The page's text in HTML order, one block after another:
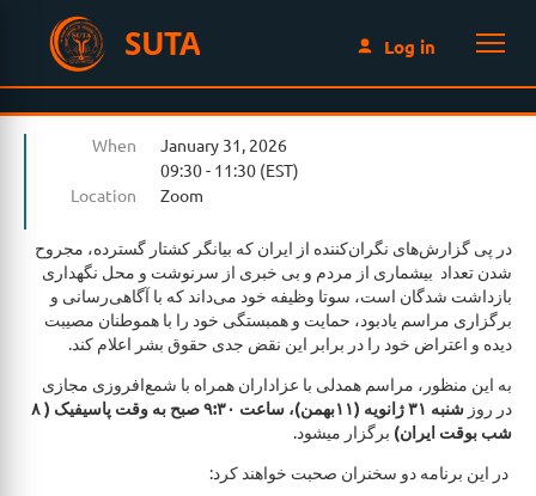
SUTA Log in
When
January 31, 2026
09:30 - 11:30 (EST)
Location
Zoom
در پی گزارش‌های نگران‌کننده‌ از ايران که بيانگر کشتار گسترده، مجروح
شدن تعداد بيشمارى از مردم و بی خبری از سرنوشت و محل نگهداری
بازداشت شدگان است، سوتا وظیفه خود می‌داند که با آگاهی‌رسانی و
برگزارى مراسم يادبود، حمایت و همبستگی خود را با هموطنان مصيبت
ديده و اعتراض خود را در برابر این نقض جدی حقوق بشر اعلام کند.
به این منظور، مراسم همدلى با عزاداران همراه با شمع‌افروزی مجازی
در روز
شنبه ۳۱ ژانویه (١١بهمن)، ساعت ٩:٣٠ صبح به وقت پاسیفیک ( ٨
شب بوقت ايران) برگزار میشود.
در این برنامه دو سخنران صحبت خواهند کرد: